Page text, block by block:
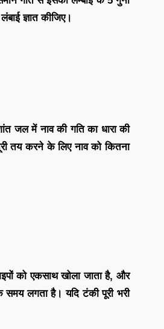
ज्ञात कीजिए।
जल में नाव की गति का धारा की
तय करने के लिए नाव को कितना
को एकसाथ खोला जाता है, और
लगता है। यदि टंकी पूरी भरी